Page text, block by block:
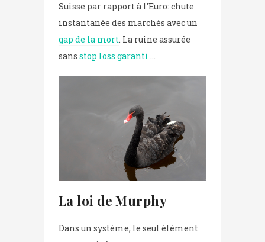
Suisse par rapport à l’Euro: chute
instantanée des marchés avec un
gap de la mort. La ruine assurée
sans stop loss garanti …
La loi de Murphy
Dans un système, le seul élément